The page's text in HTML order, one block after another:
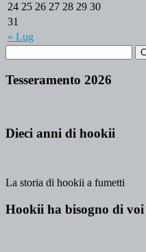
« Lug
24 25 26 27 28 29 30
31
Tesseramento 2026
Dieci anni di hookii
La storia di hookii a fumetti
Hookii ha bisogno di voi